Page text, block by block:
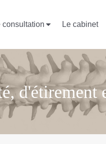
consultation Le cabinet
d'étirement